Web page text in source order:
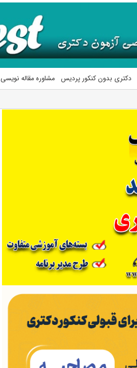
دکتری بدون کنکور پردیس مشاوره مقاله نویسی